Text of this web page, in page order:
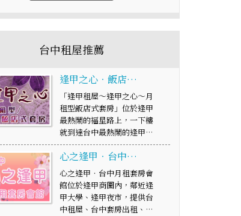
台中租屋推薦
逢甲之心‧飯店…
「逢甲租屋～逢甲之心～月
租型飯店式套房」位於逢甲
最熱鬧的福星路上，一下樓
就到達台中最熱鬧的逢甲…
心之逢甲‧台中…
心之逢甲‧台中月租套房會
館位於逢甲商圈內，鄰近逢
甲大學、逢甲夜市，提供台
中租屋、台中套房出租、…